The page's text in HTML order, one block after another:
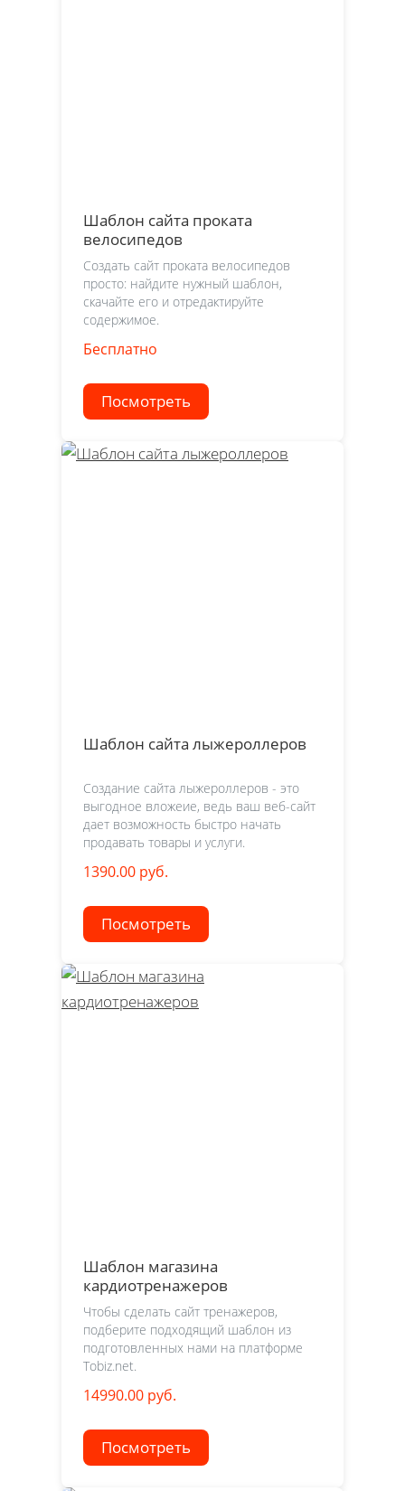
Шаблон сайта проката
велосипедов
Создать сайт проката велосипедов
просто: найдите нужный шаблон,
скачайте его и отредактируйте
содержимое.
Бесплатно
Посмотреть
Шаблон сайта лыжероллеров
Создание сайта лыжероллеров - это
выгодное вложеие, ведь ваш веб-сайт
дает возможность быстро начать
продавать товары и услуги.
1390.00 руб.
Посмотреть
Шаблон магазина
кардиотренажеров
Чтобы сделать сайт тренажеров,
подберите подходящий шаблон из
подготовленных нами на платформе
Tobiz.net.
14990.00 руб.
Посмотреть